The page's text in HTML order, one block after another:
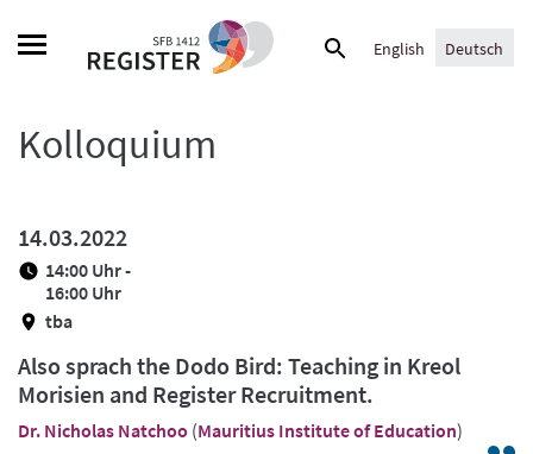
Suche
English Deutsch
Kolloquium
14.03.2022
14:00 Uhr -
16:00 Uhr
tba
Also sprach the Dodo Bird: Teaching in Kreol
Morisien and Register Recruitment.
Dr. Nicholas Natchoo (Mauritius Institute of Education)